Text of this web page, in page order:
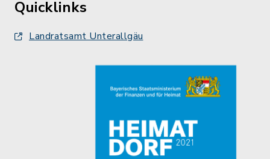
Quicklinks
Landratsamt Unterallgäu